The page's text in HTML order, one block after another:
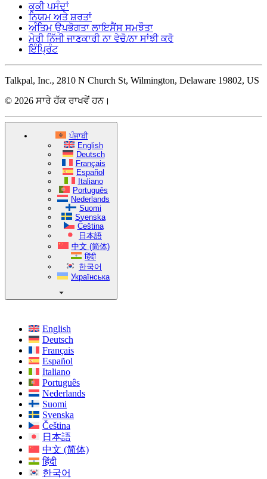
ਕੁਕੀ ਪਸੰਦਾਂ
ਨਿਯਮ ਅਤੇ ਸ਼ਰਤਾਂ
ਅੰਤਿਮ ਉਪਭੋਗਤਾ ਲਾਇਸੈਂਸ ਸਮਝੌਤਾ
ਮੇਰੀ ਨਿੱਜੀ ਜਾਣਕਾਰੀ ਨਾ ਵੇਚੋ/ਨਾ ਸਾਂਝੀ ਕਰੋ
ਇੰਪ੍ਰਿੰਟ
Talkpal, Inc., 2810 N Church St, Wilmington, Delaware 19802, US
© 2026 ਸਾਰੇ ਹੱਕ ਰਾਖਵੇਂ ਹਨ।
ਪੰਜਾਬੀ
English
Deutsch
Français
Español
Italiano
Português
Nederlands
Suomi
Svenska
Čeština
日本語
中文 (简体)
हिंदी
한국어
Українська
English
Deutsch
Français
Español
Italiano
Português
Nederlands
Suomi
Svenska
Čeština
日本語
中文 (简体)
हिंदी
한국어